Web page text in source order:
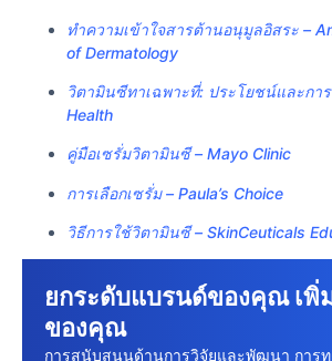
ทำความเข้าใจสารต้านอนุมูลอิสระ –
of Dermatology
วิตามินซีทาเฉพาะที่: ประโยชน์และกา
Health
คู่มือเซรั่มวิตามินซี – Mayo Clinic
การเลือกเซรั่ม – Paula’s Choice
วิธีการใช้วิตามินซี – SkinCeuticals
ยกระดับแบรนด์ของคุณ เพิ่
ของคุณ
การสนับสนุนด้านการวิจัยและพัฒนา การท